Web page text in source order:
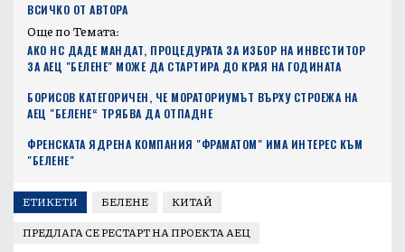
ВСИЧКО ОТ АВТОРА
Още по Темата:
АКО НС ДАДЕ МАНДАТ, ПРОЦЕДУРАТА ЗА ИЗБОР НА ИНВЕСТИТОР
ЗА АЕЦ "БЕЛЕНЕ" МОЖЕ ДА СТАРТИРА ДО КРАЯ НА ГОДИНАТА
БОРИСОВ КАТЕГОРИЧЕН, ЧЕ МОРАТОРИУМЪТ ВЪРХУ СТРОЕЖА НА
АЕЦ "БЕЛЕНЕ“ ТРЯБВА ДА ОТПАДНЕ
ФРЕНСКАТА ЯДРЕНА КОМПАНИЯ "ФРАМАТОМ" ИМА ИНТЕРЕС КЪМ
"БЕЛЕНЕ"
ЕТИКЕТИ БЕЛЕНЕ
КИТАЙ
ПРЕДЛАГА СЕ РЕСТАРТ НА ПРОЕКТА АЕЦ